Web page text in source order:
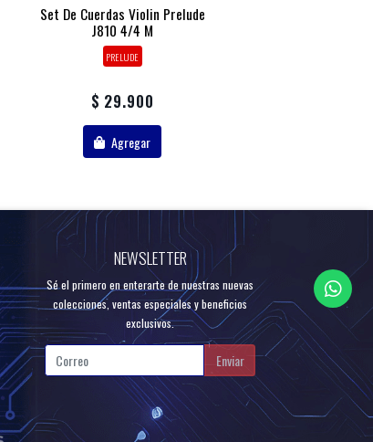
Set De Cuerdas Violin Prelude
J810 4/4 M
PRELUDE
$ 29.900
Agregar
NEWSLETTER
Sé el primero en enterarte de nuestras nuevas
colecciones, ventas especiales y beneficios
exclusivos.
Enviar